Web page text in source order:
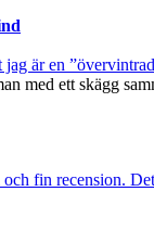
är en
med ett skägg
fin recension.